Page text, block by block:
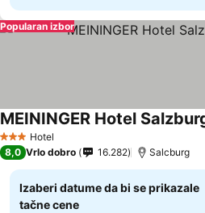
Popularan izbor
3 Zvezdice
Hotel
MEININGER Hotel
8,0 Vrlo dobro 16.282 Salcburg
Izaberi datume da bi se prikazale
tačne cene